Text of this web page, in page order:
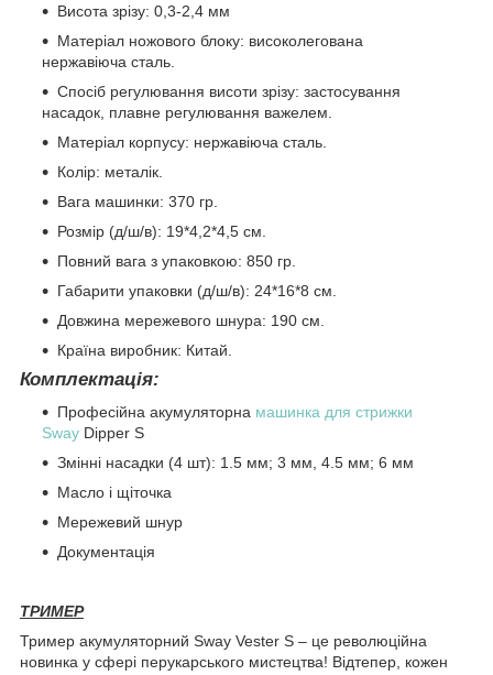
Висота зрізу: 0,3-2,4 мм
Матеріал ножового блоку: високолегована
нержавіюча сталь.
Спосіб регулювання висоти зрізу: застосування
насадок, плавне регулювання важелем.
Матеріал корпусу: нержавіюча сталь.
Колір: металік.
Вага машинки: 370 гр.
Розмір (д/ш/в): 19*4,2*4,5 см.
Повний вага з упаковкою: 850 гр.
Габарити упаковки (д/ш/в): 24*16*8 см.
Довжина мережевого шнура: 190 см.
Країна виробник: Китай.
Комплектація:
Професійна акумуляторна машинка для стрижки
Sway Dipper S
Змінні насадки (4 шт): 1.5 мм; 3 мм, 4.5 мм; 6 мм
Масло і щіточка
Мережевий шнур
Документація
ТРИМЕР
Тример акумуляторний Sway Vester S – це революційна
новинка у сфері перукарського мистецтва! Відтепер, кожен